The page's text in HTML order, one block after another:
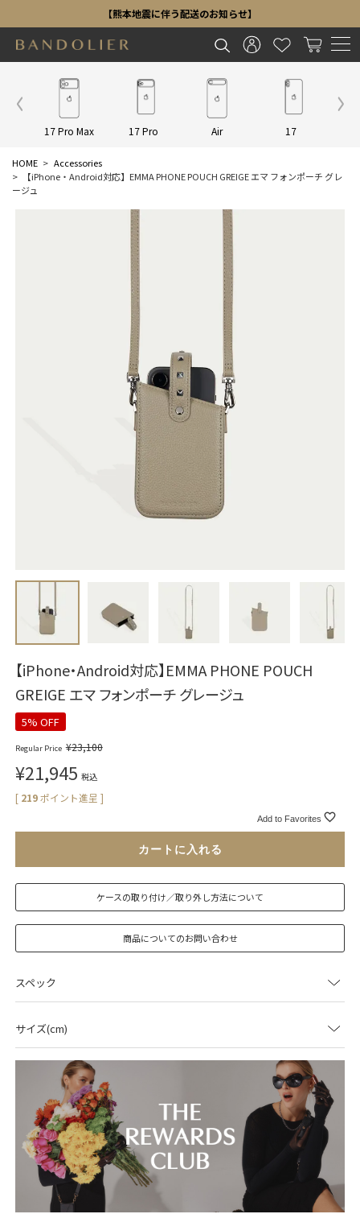
【熊本地震に伴う配送のお知らせ】
17 Pro Max 17 Pro Air 17
HOME
Accessories
【iPhone・Android対応】EMMA PHONE POUCH GREIGE エマ フォンポーチ グレ
ージュ
【iPhone・Android対応】EMMA PHONE POUCH
GREIGE エマ フォンポーチ グレージュ
5% OFF
Regular Price ¥23,100
¥21,945 税込
[ 219ポイント進呈 ]
Add to Favorites
カートに入れる
ケースの取り付け／取り外し方法について
商品についてのお問い合わせ
スペック
サイズ(cm)